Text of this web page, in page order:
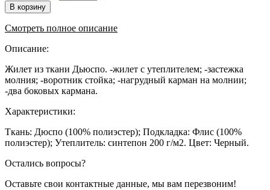
В корзину
Смотреть полное описание
Описание:
Жилет из ткани Дьюспо. -жилет с утеплителем; -застежка
молния; -воротник стойка; -нагрудный карман на молнии;
-два боковых кармана.
Характеристики:
Ткань: Дюспо (100% полиэстер); Подкладка: Флис (100%
полиэстер); Утеплитель: синтепон 200 г/м2. Цвет: Черный.
Остались вопросы?
Оставьте свои контактные данные, мы вам перезвоним!